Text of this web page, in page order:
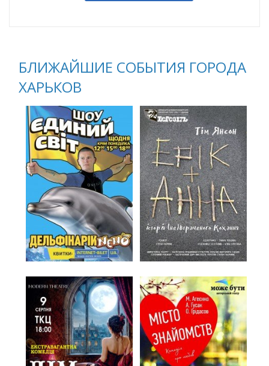
БЛИЖАЙШИЕ СОБЫТИЯ ГОРОДА
ХАРЬКОВ